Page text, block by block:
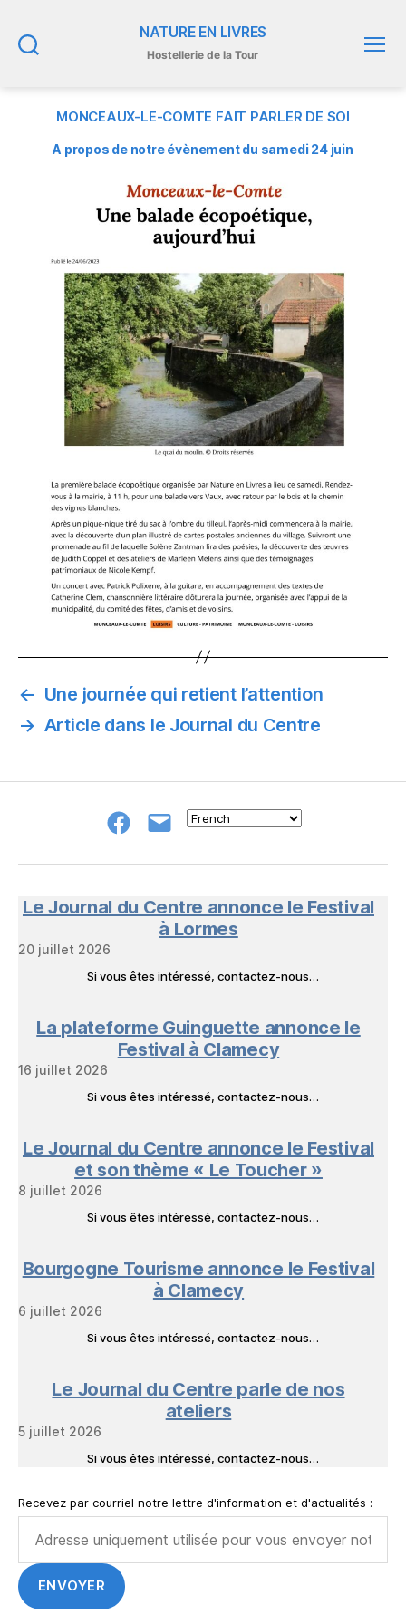
NATURE EN LIVRES
Hostellerie de la Tour
MONCEAUX-LE-COMTE FAIT PARLER DE SOI
A propos de notre évènement du samedi 24 juin
← Une journée qui retient l’attention
→ Article dans le Journal du Centre
Groupe
NeL
E-
à
Livres
Le Journal du Centre annonce le Festival
à Lormes
20 juillet 2026
Si vous êtes intéressé, contactez-nous…
La plateforme Guinguette annonce le
Festival à Clamecy
16 juillet 2026
Si vous êtes intéressé, contactez-nous…
Le Journal du Centre annonce le Festival
et son thème « Le Toucher »
8 juillet 2026
Si vous êtes intéressé, contactez-nous…
Bourgogne Tourisme annonce le Festival
à Clamecy
6 juillet 2026
Si vous êtes intéressé, contactez-nous…
Le Journal du Centre parle de nos
ateliers
5 juillet 2026
Si vous êtes intéressé, contactez-nous…
Recevez par courriel notre lettre d'information et d'actualités :